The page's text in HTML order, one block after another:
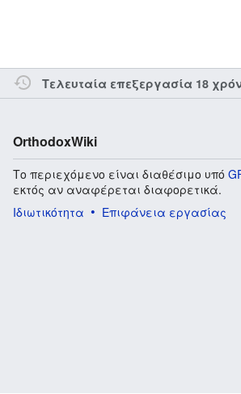
Τελευταία επεξεργασία 18
OrthodoxWiki
Το περιεχόμενο είναι διαθέσιμο υπό
εκτός αν αναφέρεται διαφορετικά.
Ιδιωτικότητα
Επιφάνεια εργασίας